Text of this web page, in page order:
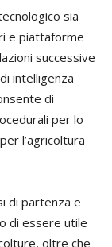
sia
e piattaforme
successive
intelligenza
di
per lo
l’agricoltura
di partenza e
di essere utile
oltre che